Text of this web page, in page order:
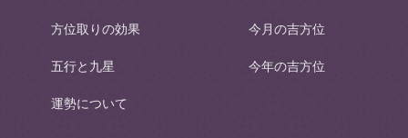
方位取りの効果
五行と九星
運勢について
今月の吉方位
今年の吉方位